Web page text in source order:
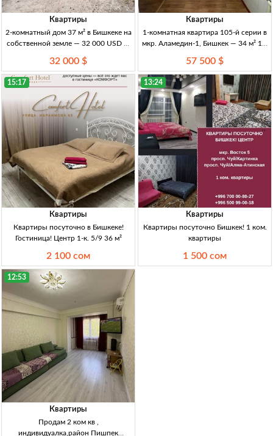
Квартиры
2-комнатный дом 37 м² в Бишкеке на
собственной земле — 32 000 USD 2-
Бишкек, собств. зем., вода, канализ.,
центр. эл-во, отопл. уголь/
32 000 $
Квартиры
1-комнатная квартира 105-й серии в
мкр. Аламедин-1, Бишкек — 34 м² 1-к
Аламедин-1, ц/о, св/газ/вода, с/у
совм., частичный ремонт,
57 500 $
15:17
Квартиры
Квартиры посуточно в Бишкеке!
Гостиница! Центр 1-к. 5/9 36 м²
2 100 сом
13:24
Квартиры
Квартиры посуточно Бишкек! 1 ком.
квартиры
1 500 сом
12:53
Квартиры
Продам 2 ком кв ,
индивидуалка,район Пишпек